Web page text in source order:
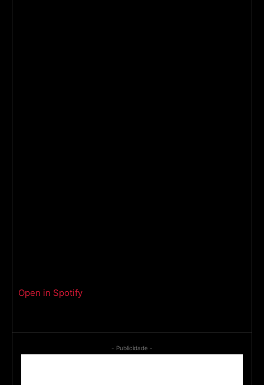
Open in Spotify
- Publicidade -